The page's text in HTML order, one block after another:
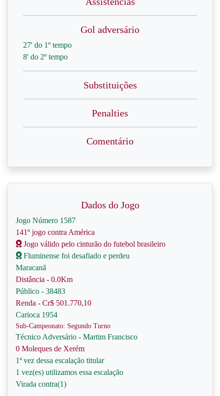
Gol adversário
27' do 1º tempo
8' do 2º tempo
Substituições
Penalties
Comentário
Dados do Jogo
Jogo Número 1587
141º jogo contra América
Jogo válido pelo cinturão do futebol brasileiro
Fluminense foi desafiado e perdeu
Maracanã
Distância - 0.0Km
Público - 38483
Renda - Cr$ 501.770,10
Carioca 1954
Sub-Campeonato: Segundo Turno
Técnico Adversário - Martim Francisco
0 Moleques de Xerém
1ª vez dessa escalação titular
1 vez(es) utilizamos essa escalação
Virada contra(1)